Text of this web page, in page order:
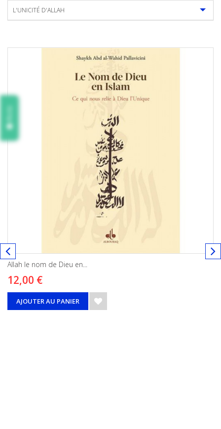
L'UNICITÉ D'ALLAH
Allah le nom de Dieu en...
12,00 €
AJOUTER AU PANIER